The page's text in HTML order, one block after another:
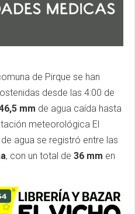
de Pirque se han
desde las 4:00 de
mm de agua caída hasta
meteorológica El
agua se registró entre las
, con un total de 36 mm en